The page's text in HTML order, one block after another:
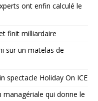
ont enfin calculé le
finit milliardaire
sur un matelas de
spectacle Holiday On ICE
managériale qui donne le